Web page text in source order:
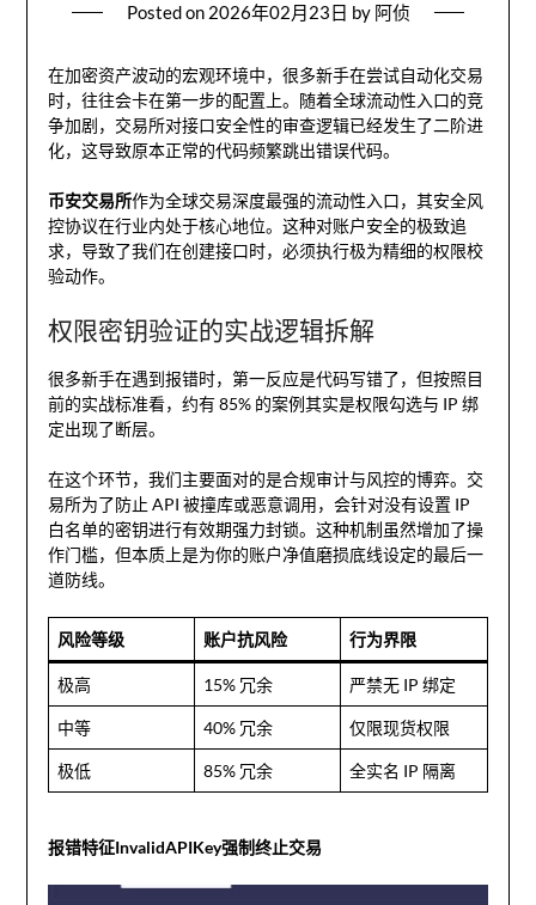
Posted on 2026年02月23日 by 阿侦
在加密资产波动的宏观环境中，很多新手在尝试自动化交易
时，往往会卡在第一步的配置上。随着全球流动性入口的竞
争加剧，交易所对接口安全性的审查逻辑已经发生了二阶进
化，这导致原本正常的代码频繁跳出错误代码。
币安交易所作为全球交易深度最强的流动性入口，其安全风
控协议在行业内处于核心地位。这种对账户安全的极致追
求，导致了我们在创建接口时，必须执行极为精细的权限校
验动作。
权限密钥验证的实战逻辑拆解
很多新手在遇到报错时，第一反应是代码写错了，但按照目
前的实战标准看，约有 85% 的案例其实是权限勾选与 IP 绑
定出现了断层。
在这个环节，我们主要面对的是合规审计与风控的博弈。交
易所为了防止 API 被撞库或恶意调用，会针对没有设置 IP
白名单的密钥进行有效期强力封锁。这种机制虽然增加了操
作门槛，但本质上是为你的账户净值磨损底线设定的最后一
道防线。
风险等级 账户抗风险 行为界限
极高 15% 冗余 严禁无 IP 绑定
中等 40% 冗余 仅限现货权限
极低 85% 冗余 全实名 IP 隔离
报错特征InvalidAPIKey强制终止交易